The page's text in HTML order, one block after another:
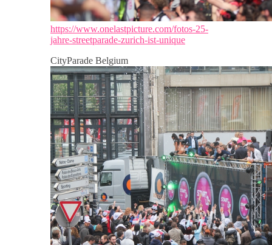
https://www.onelastpicture.com/fotos-25-
jahre-streetparade-zurich-ist-unique
CityParade Belgium